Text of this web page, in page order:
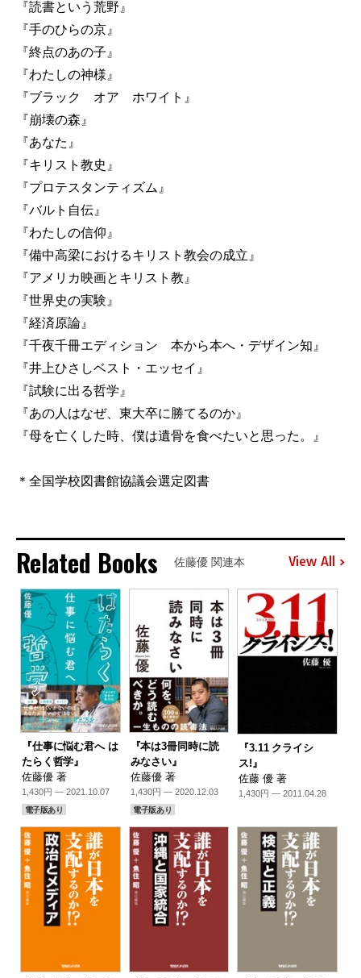
『読書という荒野』
『手のひらの京』
『終点のあの子』
『わたしの神様』
『ブラック オア ホワイト』
『崩壊の森』
『あなた』
『キリスト教史』
『プロテスタンティズム』
『バルト自伝』
『わたしの信仰』
『備中高梁におけるキリスト教会の成立』
『アメリカ映画とキリスト教』
『世界史の実験』
『経済原論』
『千夜千冊エディション 本から本へ・デザイン知』
『井上ひさしベスト・エッセイ』
『試験に出る哲学』
『あの人はなぜ、東大卒に勝てるのか』
『母を亡くした時、僕は遺骨を食べたいと思った。』
＊全国学校図書館協議会選定図書
Related Books 佐藤優 関連本 View All
『仕事に悩む君へ は
たらく哲学』
佐藤優 著
1,430円 — 2021.10.07
電子版あり
『本は3冊同時に読
みなさい』
佐藤優 著
1,430円 — 2020.12.03
電子版あり
『3.11 クライシ
ス!』
佐藤 優 著
1,430円 — 2011.04.28